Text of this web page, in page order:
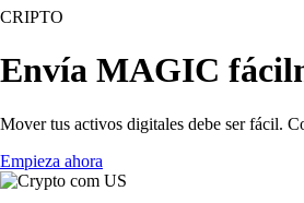
CRIPTO
Envía MAGIC
Mover tus activos digitales debe ser fácil.
Empieza ahora